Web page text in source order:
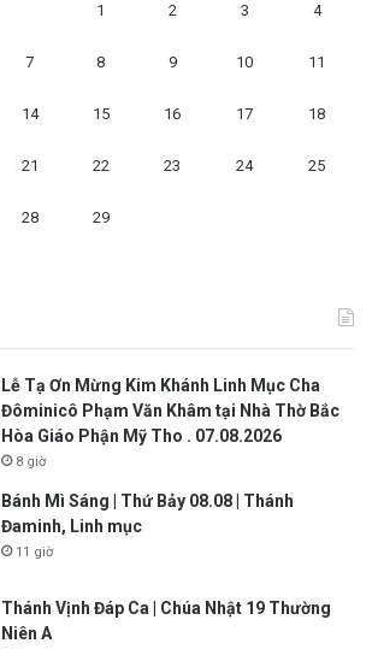
1 2 3 4
7 8 9 10 11
14 15 16 17 18
21 22 23 24 25
28 29
Lễ Tạ Ơn Mừng Kim Khánh Linh Mục Cha
Đôminicô Phạm Văn Khâm tại Nhà Thờ Bắc
Hòa Giáo Phận Mỹ Tho . 07.08.2026
8 giờ
Bánh Mì Sáng | Thứ Bảy 08.08 | Thánh
Đaminh, Linh mục
11 giờ
Thánh Vịnh Đáp Ca | Chúa Nhật 19 Thường
Niên A